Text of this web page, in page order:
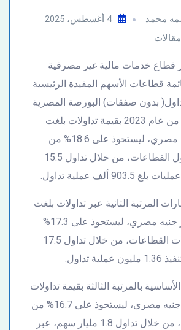
محمد
4 أغسطس، 2025
مقالات
قطاع خدمات مالية غير مصرفية
قطاعات الأسهم المقيدة الرئيسية
بدون صفقات) البورصة المصرية
خلال الربع الرابع من عام 2023 بقيمة تداولات بلغت
45.24 مليار جنيه مصري، ليستحوذ على 18.6% من
إجمالي قيمة تداول القطاعات، من خلال تداول 15.5
ألف عملية تداول.
المرتبة الثانية عبر تداولات بلغت
قيمتها 41.9 مليار جنيه مصري، ليستحوذ على 17.3%
من إجمالي تداولات القطاعات، من خلال تداول 17.5
تداول.
بالمرتبة الثالثة بقيمة تداولات
بلغت 40.6 مليار جنيه مصري، ليستحوذ على 16.7% من
إجمالي التداولات، من خلال تداول 1.8 مليار سهم، عبر